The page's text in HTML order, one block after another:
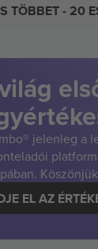
TÖBBET- 20
jelenleg a
EL AZ